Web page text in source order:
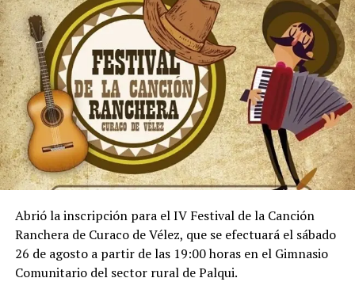
Abrió la inscripción para el IV Festival de la Canción
Ranchera de Curaco de Vélez, que se efectuará el sábado
26 de agosto a partir de las 19:00 horas en el Gimnasio
Comunitario del sector rural de Palqui.